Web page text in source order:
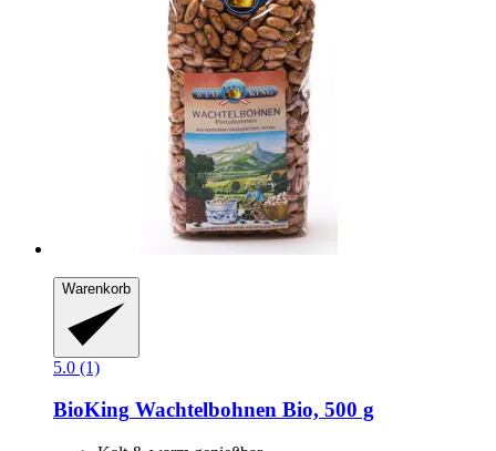
Warenkorb
5.0 (1)
BioKing Wachtelbohnen Bio, 500 g